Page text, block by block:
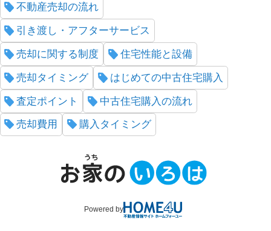
不動産売却の流れ
引き渡し・アフターサービス
売却に関する制度 住宅性能と設備
売却タイミング はじめての中古住宅購入
査定ポイント 中古住宅購入の流れ
売却費用 購入タイミング
Powered by